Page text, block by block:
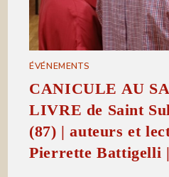
ÉVÉNEMENTS
CANICULE AU
LIVRE de Saint
(87) | auteurs et
Pierrette Battigelli